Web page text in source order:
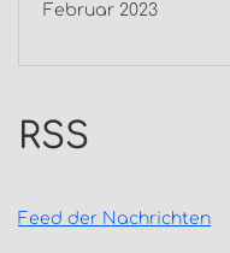
Februar 2023
RSS
Feed der Nachrichten